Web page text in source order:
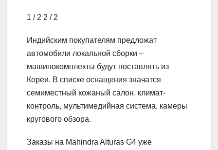
1 / 2 2 / 2
Индийским покупателям предложат
автомобили локальной сборки –
машинокомплекты будут поставлять из
Кореи. В списке оснащения значатся
семиместный кожаный салон, климат-
контроль, мультимедийная система, камеры
кругового обзора.
Заказы на Mahindra Alturas G4 уже